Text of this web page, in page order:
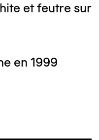
et feutre sur
en 1999